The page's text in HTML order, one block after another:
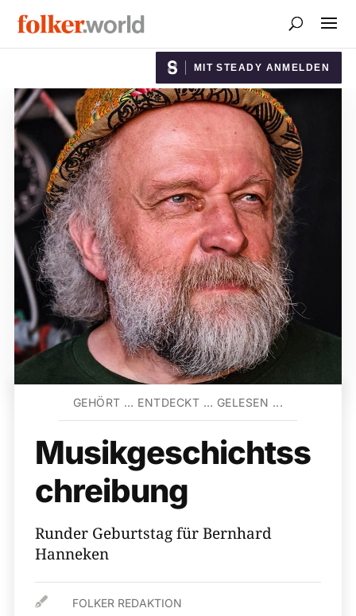
MIT STEADY ANMELDEN
GEHÖRT … ENTDECKT … GELESEN ...
Musikgeschichtss
chreibung
Runder Geburtstag für Bernhard
Hanneken
 FOLKER REDAKTION